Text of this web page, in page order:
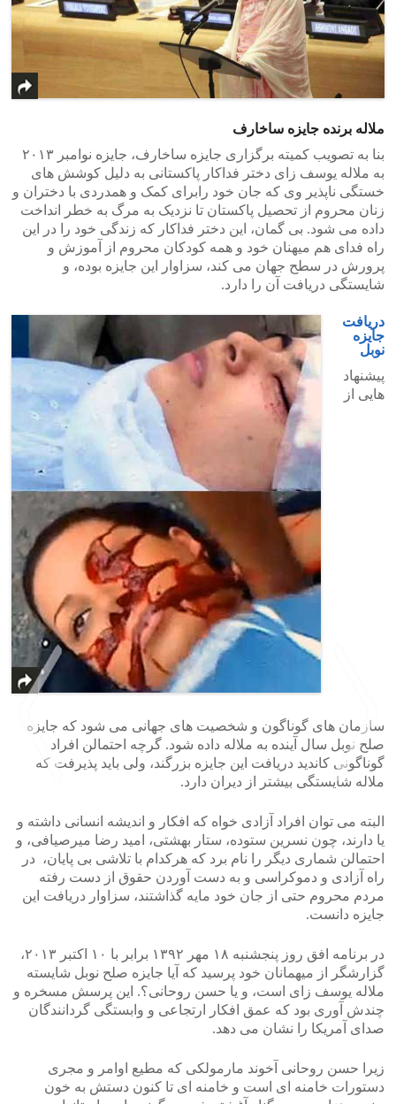
ملاله برنده جایزه ساخارف
بنا به تصویب کمیته برگزاری جایزه ساخارف، جایزه نوامبر ۲۰۱۳
به ملاله یوسف زای دختر فداکار پاکستانی به دلیل کوشش های
خستگی ناپذیر وی که جان خود رابرای کمک و همدردی با دختران و
زنان محروم از تحصیل پاکستان تا نزدیک به مرگ به خطر انداخت
داده می شود. بی گمان، این دختر فداکار که زندگی خود را در این
راه فدای هم میهنان خود و همه کودکان محروم از آموزش و
پرورش در سطح جهان می کند، سزاوار این جایزه بوده، و
شایستگی دریافت آن را دارد.
دریافت
جایزه
نوبل
پیشنهاد
هایی از
سازمان های گوناگون و شخصیت های جهانی می شود که جایزه
صلح نوبل سال آینده به ملاله داده شود. گرچه احتمالن افراد
گوناگونی کاندید دریافت این جایزه بزرگند، ولی باید پذیرفت که
ملاله شایستگی بیشتر از دیران دارد.
البته می توان افراد آزادی خواه که افکار و اندیشه انسانی داشته و
یا دارند، چون نسرین ستوده، ستار بهشتی، امید رضا میرصیافی، و
احتمالن شماری دیگر را نام برد که هرکدام با تلاشی بی پایان، در
راه آزادی و دموکراسی و به دست آوردن حقوق از دست رفته
مردم محروم حتی از جان خود مایه گذاشتند، سزاوار دریافت این
جایزه دانست.
در برنامه افق روز پنجشنبه ۱۸ مهر ۱۳۹۲ برابر با ۱۰ اکتبر ۲۰۱۳،
گزارشگر از میهمانان خود پرسید که آیا جایزه صلح نوبل شایسته
ملاله یوسف زای است، و یا حسن روحانی؟. این پرسش مسخره و
چندش آوری بود که عمق افکار ارتجاعی و وابستگی گردانندگان
صدای آمریکا را نشان می دهد.
زیرا حسن روحانی آخوند مارمولکی که مطیع اوامر و مجری
دستورات خامنه ای است و خامنه ای تا کنون دستش به خون
<
>